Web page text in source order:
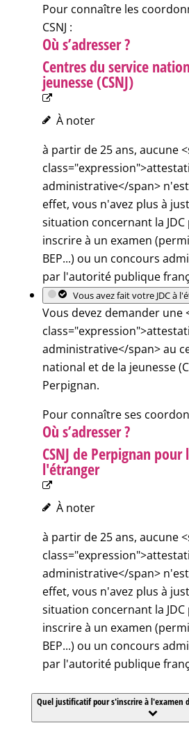
Pour connaître les
CSNJ :
Où s’adresser ?
Centres du service
jeunesse (CSNJ)
À noter
à partir de 25 ans, aucune
administrative</span>
effet, vous n'avez plus à
situation concernant la
inscrire à un examen
BEP...) ou un concours
par l'autorité publique
Vous avez fait votre JDC à
Vous devez demander une
administrative</span> au
national et de la jeunesse
Perpignan.
Pour connaître ses
Où s’adresser ?
CSNJ de Perpignan
l'étranger
À noter
à partir de 25 ans, aucune
administrative</span>
effet, vous n'avez plus à
situation concernant la
inscrire à un examen
BEP...) ou un concours
par l'autorité publique
Quel justificatif pour s'inscrire à l'examen